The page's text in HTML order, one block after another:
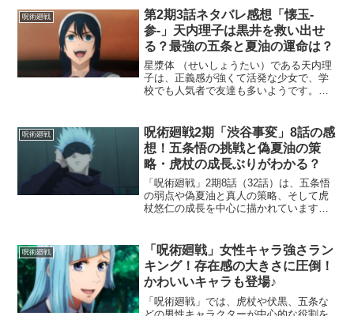
呪術廻戦
第2期3話ネタバレ感想「懐玉-
参-」天内理子は黒井を救い出せ
る？最強の五条と夏油の運命は？
星漿体 （せいしょうたい）である天内理
子は、正義感が強くて活発な少女で、学
校でも人気者で友達も多いようです。い
子の命を狙う集団が・・・理子の周囲の
お世話をしている、使用...
呪術廻戦
呪術廻戦2期「渋谷事変」8話の感
想！五条悟の挑戦と偽夏油の策
略・虎杖の成長ぶりがわかる？
「呪術廻戦」2期8話（32話）は、五条悟
の弱点や偽夏油と真人の策略、そして虎
杖悠仁の成長を中心に描かれています。
目度も高いです。「呪術廻戦」アニメと
漫画について今回は、...
呪術廻戦
「呪術廻戦」女性キャラ強さラン
キング！存在感の大きさに圧倒！
かわいいキャラも登場♪
「呪術廻戦」では、虎杖や伏黒、五条な